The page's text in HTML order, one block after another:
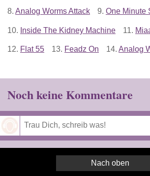
8. Analog Worms Attack 9. One Minute
10. Inside The Kidney Machine 11.
12. Flat 55 13. Feadz On 14. Analog
Noch keine Kommentare
Nach oben